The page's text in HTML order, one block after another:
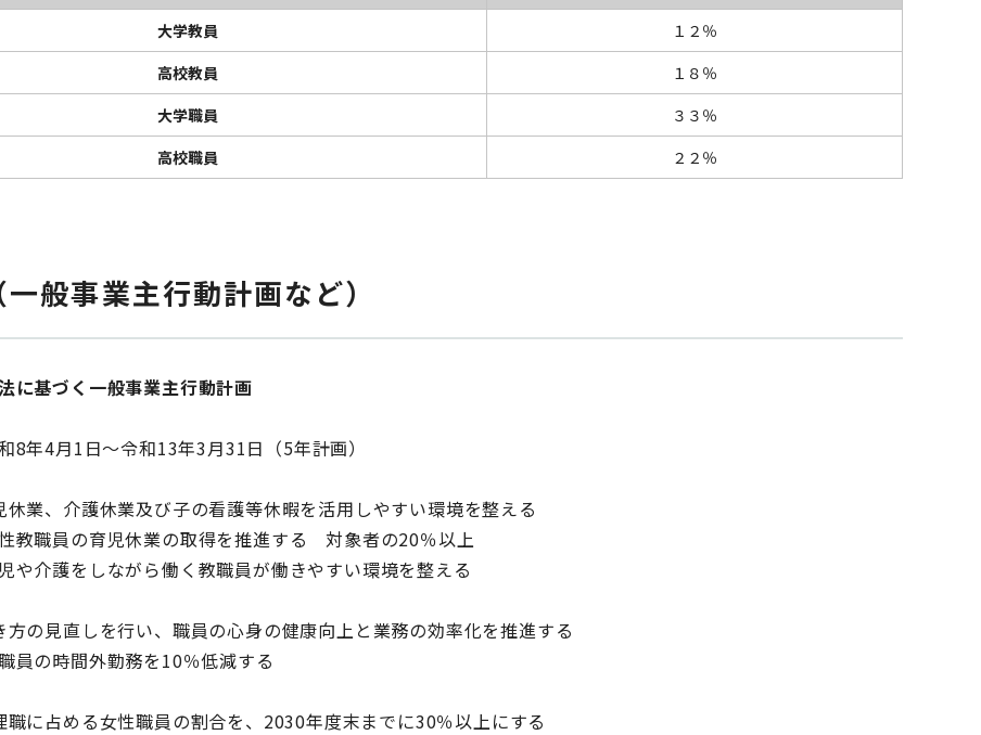
大学教員
１２％
高校教員
１８％
大学職員
３３％
高校職員
２２％
般事業主行動計画など）
に基づく一般事業主行動計画
8年4月1日〜令和13年3月31日（5年計画）
業、介護休業及び子の看護等休暇を活用しやすい環境を整える
職員の育児休業の取得を推進する 対象者の20％以上
介護をしながら働く教職員が働きやすい環境を整える
の見直しを行い、職員の心身の健康向上と業務の効率化を推進する
の時間外勤務を10％低減する
に占める女性職員の割合を、2030年度末までに30％以上にする